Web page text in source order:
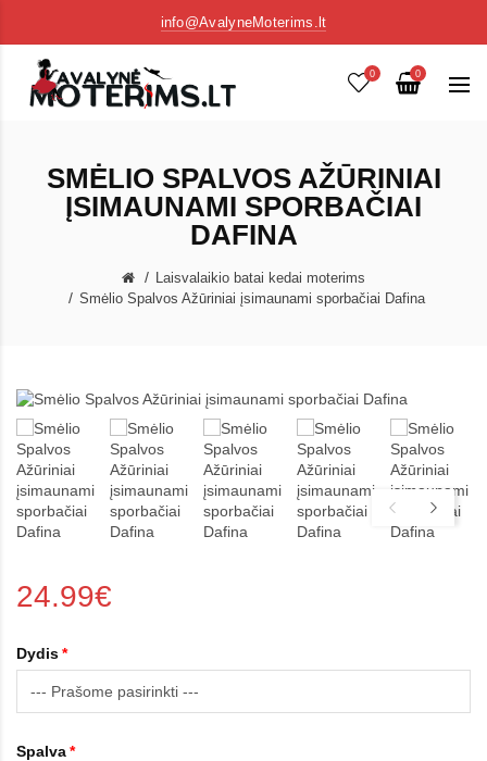
info@AvalyneMoterims.lt
0 0
SMĖLIO SPALVOS AŽŪRINIAI
ĮSIMAUNAMI SPORBAČIAI
DAFINA
Laisvalaikio batai kedai moterims
Smėlio Spalvos Ažūriniai įsimaunami sporbačiai Dafina
24.99€
Dydis
Spalva